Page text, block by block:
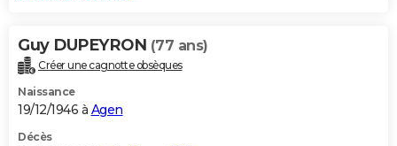
Guy DUPEYRON (77 ans)
Créer une cagnotte obsèques
Naissance
19/12/1946 à Agen
Décès